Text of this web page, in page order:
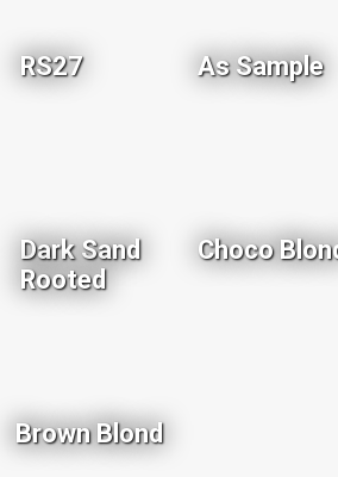
RS27 As Sample
Dark Sand
Rooted
Choco
Brown Blond